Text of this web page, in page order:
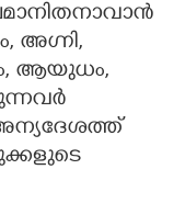
അഗ്നി,
ആയുധം,